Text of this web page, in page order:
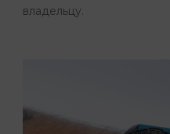
владельцу.